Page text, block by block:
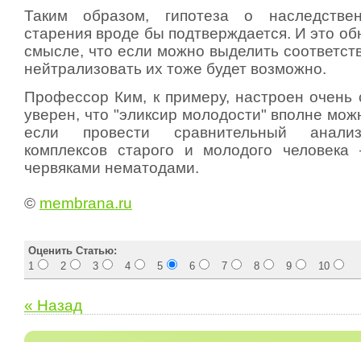
Таким образом, гипотеза о
старения вроде бы подтверждается. И это
смысле, что если можно выделить
нейтрализовать их тоже будет возможно.
Профессор Ким, к примеру, настроен очень
уверен, что "эликсир молодости" вполне
если провести сравнительный
комплексов старого и молодого
червяками нематодами.
© membrana.ru
Оценить Статью:
1
2 3 4 5 6 7 8 9 10
« Назад